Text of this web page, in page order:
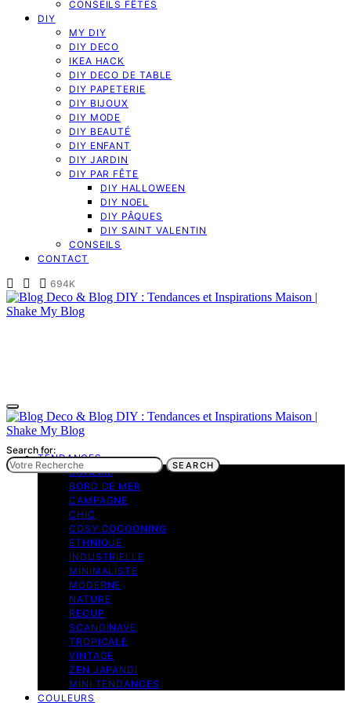
CONSEILS FÊTES
DIY
MY DIY
DIY DECO
IKEA HACK
DIY DECO DE TABLE
DIY PAPETERIE
DIY BIJOUX
DIY MODE
DIY BEAUTÉ
DIY ENFANT
DIY JARDIN
DIY PAR FÊTE
DIY HALLOWEEN
DIY NOEL
DIY PÂQUES
DIY SAINT VALENTIN
CONSEILS
CONTACT
694K
TENDANCES
BOHEME
BORD DE MER
CAMPAGNE
CHIC
COSY COCOONING
ETHNIQUE
INDUSTRIELLE
MINIMALISTE
MODERNE
NATURE
RECUP
SCANDINAVE
TROPICALE
VINTAGE
ZEN JAPANDI
MINI TENDANCES
COULEURS
Search for:
SEARCH